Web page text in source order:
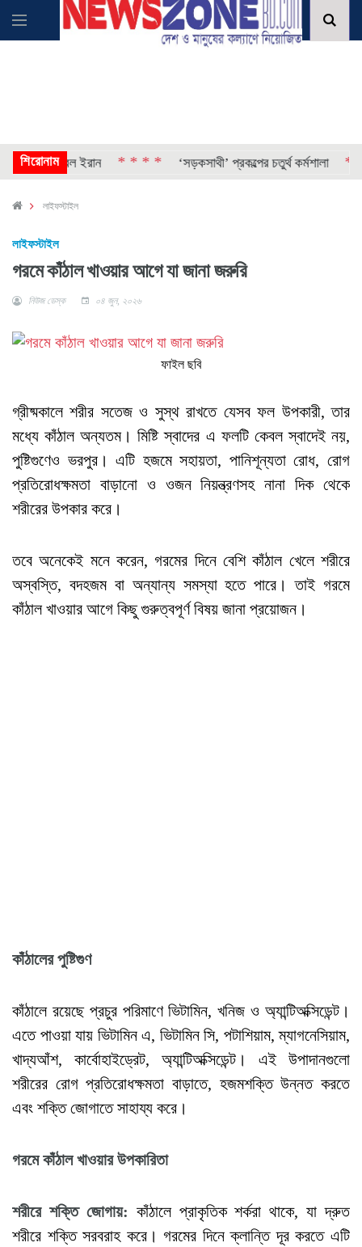
শিরোনাম
করল ইরান * * * * ‘সড়কসাথী’ প্রকল্পের চতুর্থ কর্মশালা * * *
লাইফস্টাইল
লাইফস্টাইল
গরমে কাঁঠাল খাওয়ার আগে যা জানা জরুরি
নিউজ ডেস্ক ০৪ জুন, ২০২৬
ফাইল ছবি
গ্রীষ্মকালে শরীর সতেজ ও সুস্থ রাখতে যেসব ফল উপকারী, তার
মধ্যে কাঁঠাল অন্যতম। মিষ্টি স্বাদের এ ফলটি কেবল স্বাদেই নয়,
পুষ্টিগুণেও ভরপুর। এটি হজমে সহায়তা, পানিশূন্যতা রোধ, রোগ
প্রতিরোধক্ষমতা বাড়ানো ও ওজন নিয়ন্ত্রণসহ নানা দিক থেকে
শরীরের উপকার করে।
তবে অনেকেই মনে করেন, গরমের দিনে বেশি কাঁঠাল খেলে শরীরে
অস্বস্তি, বদহজম বা অন্যান্য সমস্যা হতে পারে। তাই গরমে
কাঁঠাল খাওয়ার আগে কিছু গুরুত্বপূর্ণ বিষয় জানা প্রয়োজন।
কাঁঠালের পুষ্টিগুণ
কাঁঠালে রয়েছে প্রচুর পরিমাণে ভিটামিন, খনিজ ও অ্যান্টিঅক্সিডেন্ট।
এতে পাওয়া যায় ভিটামিন এ, ভিটামিন সি, পটাশিয়াম, ম্যাগনেসিয়াম,
খাদ্যআঁশ, কার্বোহাইড্রেট, অ্যান্টিঅক্সিডেন্ট। এই উপাদানগুলো
শরীরের রোগ প্রতিরোধক্ষমতা বাড়াতে, হজমশক্তি উন্নত করতে
এবং শক্তি জোগাতে সাহায্য করে।
গরমে কাঁঠাল খাওয়ার উপকারিতা
শরীরে শক্তি জোগায়: কাঁঠালে প্রাকৃতিক শর্করা থাকে, যা দ্রুত
শরীরে শক্তি সরবরাহ করে। গরমের দিনে ক্লান্তি দূর করতে এটি